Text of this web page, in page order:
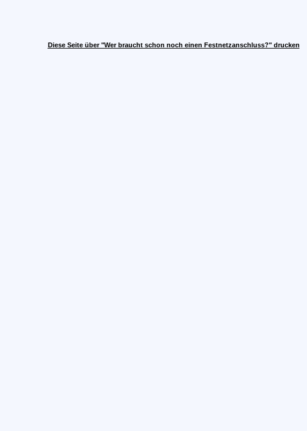
Diese Seite über "Wer braucht schon noch einen Festnetzanschluss?" drucken